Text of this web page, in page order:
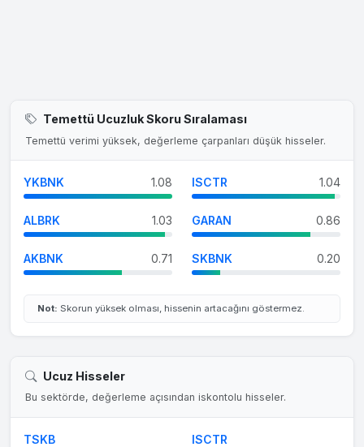
Temettü Ucuzluk Skoru Sıralaması
Temettü verimi yüksek, değerleme çarpanları düşük hisseler.
YKBNK 1.08 ISCTR 1.04
ALBRK 1.03 GARAN 0.86
AKBNK 0.71 SKBNK 0.20
Not: Skorun yüksek olması, hissenin artacağını göstermez.
Ucuz Hisseler
Bu sektörde, değerleme açısından iskontolu hisseler.
TSKB ISCTR